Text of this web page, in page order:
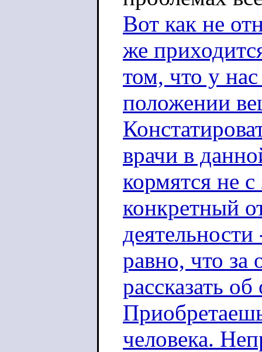
Вот как не
же
том, что у
положении
врачи в
кормятся не
конкретный
равно, что за
рассказать
человека.